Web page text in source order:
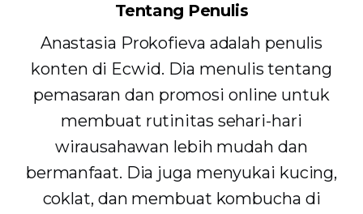
Tentang Penulis
Anastasia Prokofieva adalah penulis
konten di Ecwid. Dia menulis tentang
pemasaran dan promosi online untuk
membuat rutinitas sehari-hari
wirausahawan lebih mudah dan
bermanfaat. Dia juga menyukai kucing,
coklat, dan membuat kombucha di